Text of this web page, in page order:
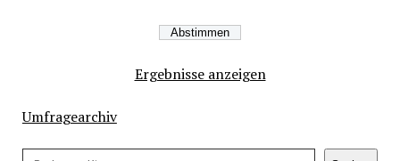
Ergebnisse anzeigen
Umfragearchiv